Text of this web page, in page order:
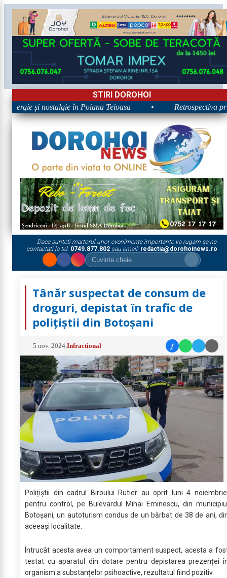
STIRI DOROHOI
și nostalgie în Poiana Teioasa Retrospectiva
Daca sunteti martorul unor evenimente importante va rugam sa ne
contactati la tel: 0749.877.802sau email: redactia@dorohoinews.ro
Tânăr suspectat de consum de
droguri, depistat în trafic de
polițiștii din Botoșani
5 nov. 2024 ,Infractional f
Polițiștii din cadrul Biroului Rutier au oprit luni 4
pentru control, pe Bulevardul Mihai Eminescu, din
Botoșani, un autoturism condus de un bărbat de 38 de ani,
aceeași localitate.
Întrucât acesta avea un comportament suspect, acesta a
testat cu aparatul din dotare pentru depistarea prezenței
organism a substanțelor psihoactive, rezultatul fiind pozitiv.